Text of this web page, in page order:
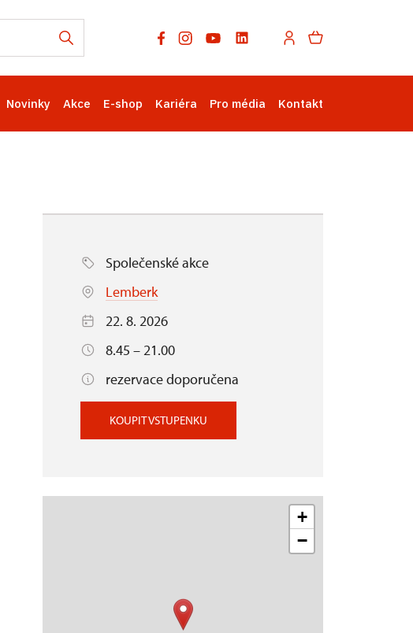
Novinky Akce E-shop Kariéra Pro média Kontakt
Společenské akce
Lemberk
22. 8. 2026
8.45 – 21.00
rezervace doporučena
KOUPIT VSTUPENKU
+
−